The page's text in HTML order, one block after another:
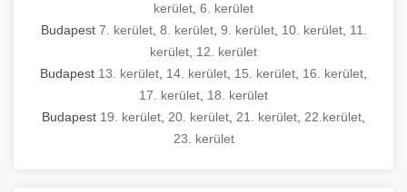
kerület 6. kerület
Budapest 7. kerület, 8. kerület, 9. kerület, 10. kerület, 11.
kerület 12. kerület
Budapest 13. kerület 14. kerület 15. kerület 16. kerület
17. kerület 18. kerület
Budapest 19. kerület 20. kerület 21. kerület 22.kerület
23. kerület